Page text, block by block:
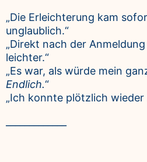
„Die Erleichterung kam
unglaublich.“
„Direkt nach der
leichter.“
„Es war, als würde mein
Endlich.“
„Ich konnte plötzlich